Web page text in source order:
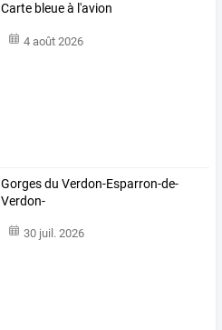
Carte bleue à l'avion
4 août 2026
Gorges du Verdon-Esparron-de-
Verdon-
30 juil. 2026